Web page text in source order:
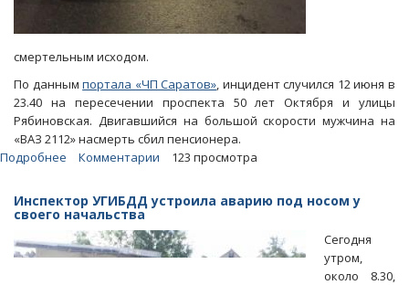
смертельным исходом.
По даннымпортала «ЧП Саратов», инцидент случился 12 июня в
23.40 на пересечении проспекта 50 лет Октября и улицы
Рябиновская. Двигавшийся на большой скорости мужчина на
«ВАЗ 2112» насмерть сбил пенсионера.
Подробнее
Саратове
полицейский
насмерть
сбил
Комментарии 123 просмотра
Инспектор УГИБДД устроила аварию под носом у
своего начальства
Сегодня
утром,
около 8.30,